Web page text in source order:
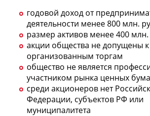
годовой доход от
деятельности менее 800 млн.
размер активов менее 400 млн.
акции общества не допущены к
организованным торгам
общество не является
участником рынка ценных
среди акционеров нет
Федерации, субъектов РФ или
муниципалитета